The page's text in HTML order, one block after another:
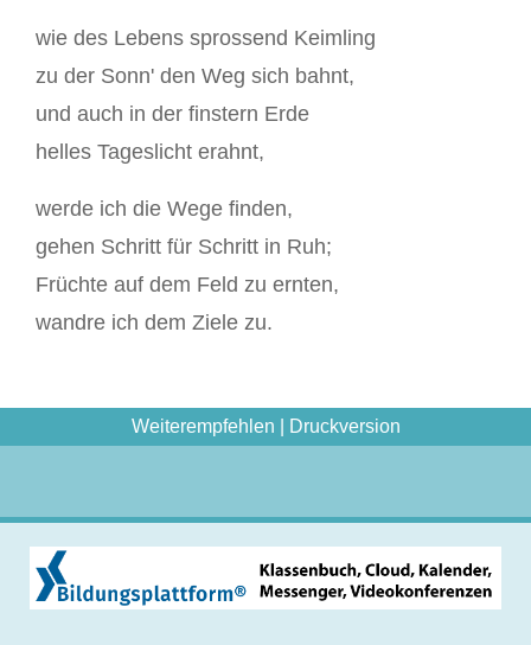
wie des Lebens sprossend Keimling
zu der Sonn' den Weg sich bahnt,
und auch in der finstern Erde
helles Tageslicht erahnt,
werde ich die Wege finden,
gehen Schritt für Schritt in Ruh;
Früchte auf dem Feld zu ernten,
wandre ich dem Ziele zu.
Weiterempfehlen Druckversion